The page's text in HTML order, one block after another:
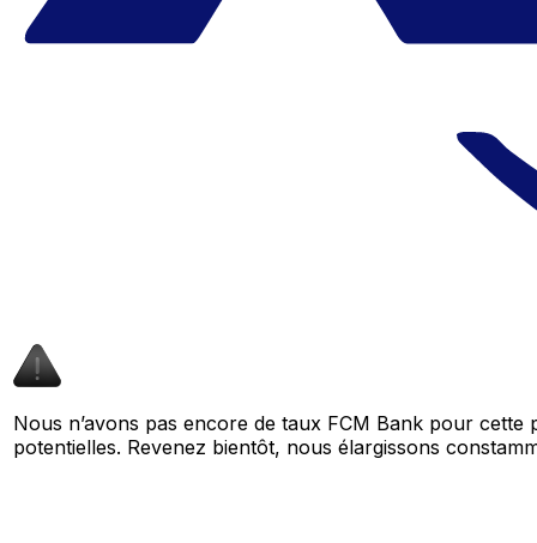
Nous n’avons pas encore de taux FCM Bank pour
potentielles. Revenez bientôt, nous élargissons